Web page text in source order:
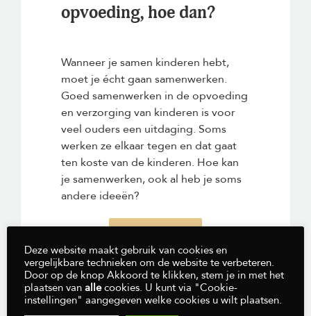
opvoeding, hoe dan?
Wanneer je samen kinderen hebt,
moet je écht gaan samenwerken.
Goed samenwerken in de opvoeding
en verzorging van kinderen is voor
veel ouders een uitdaging. Soms
werken ze elkaar tegen en dat gaat
ten koste van de kinderen. Hoe kan
je samenwerken, ook al heb je soms
andere ideeën?
Deze website maakt gebruik van cookies en
vergelijkbare technieken om de website te verbeteren.
Door op de knop Akkoord te klikken, stem je in met het
plaatsen van allecookies. U kunt via "Cookie-
instellingen" aangegeven welke cookies u wilt plaatsen.